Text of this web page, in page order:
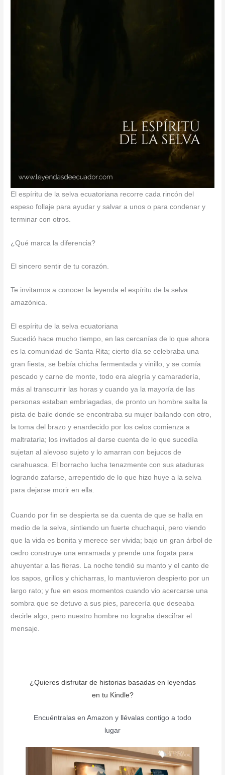
El espíritu de la selva ecuatoriana recorre cada rincón del
espeso follaje para ayudar y salvar a unos o para condenar y
terminar con otros.
¿Qué marca la diferencia?
El sincero sentir de tu corazón.
Te invitamos a conocer la leyenda el espíritu de la selva
amazónica.
El espíritu de la selva ecuatoriana
Sucedió hace mucho tiempo, en las cercanías de lo que ahora
es la comunidad de Santa Rita; cierto día se celebraba una
gran fiesta, se bebía chicha fermentada y vinillo, y se comía
pescado y carne de monte, todo era alegría y camaradería,
más al transcurrir las horas y cuando ya la mayoría de las
personas estaban embriagadas, de pronto un hombre salta la
pista de baile donde se encontraba su mujer bailando con otro,
la toma del brazo y enardecido por los celos comienza a
maltratarla; los invitados al darse cuenta de lo que sucedía
sujetan al alevoso sujeto y lo amarran con bejucos de
carahuasca. El borracho lucha tenazmente con sus ataduras
logrando zafarse, arrepentido de lo que hizo huye a la selva
para dejarse morir en ella.
Cuando por fin se despierta se da cuenta de que se halla en
medio de la selva, sintiendo un fuerte chuchaqui, pero viendo
que la vida es bonita y merece ser vivida; bajo un gran árbol de
cedro construye una enramada y prende una fogata para
ahuyentar a las fieras. La noche tendió su manto y el canto de
los sapos, grillos y chicharras, lo mantuvieron despierto por un
largo rato; y fue en esos momentos cuando vio acercarse una
sombra que se detuvo a sus pies, parecería que deseaba
decirle algo, pero nuestro hombre no lograba descifrar el
mensaje.
¿Quieres disfrutar de historias basadas en leyendas
en tu Kindle?
Encuéntralas en Amazon y llévalas contigo a todo
lugar